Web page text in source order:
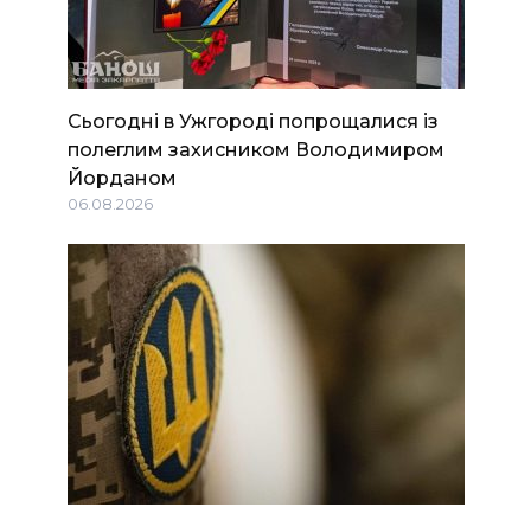
Сьогодні в Ужгороді попрощалися із
полеглим захисником Володимиром
Йорданом
06.08.2026